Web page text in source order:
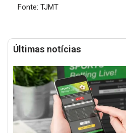
Fonte: TJMT
Últimas notícias